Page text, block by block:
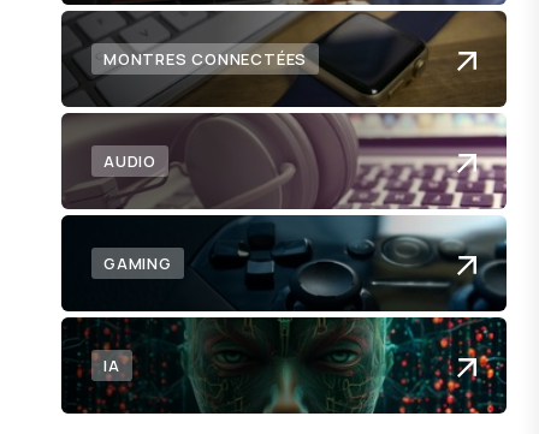
MONTRES CONNECTÉES
AUDIO
GAMING
IA